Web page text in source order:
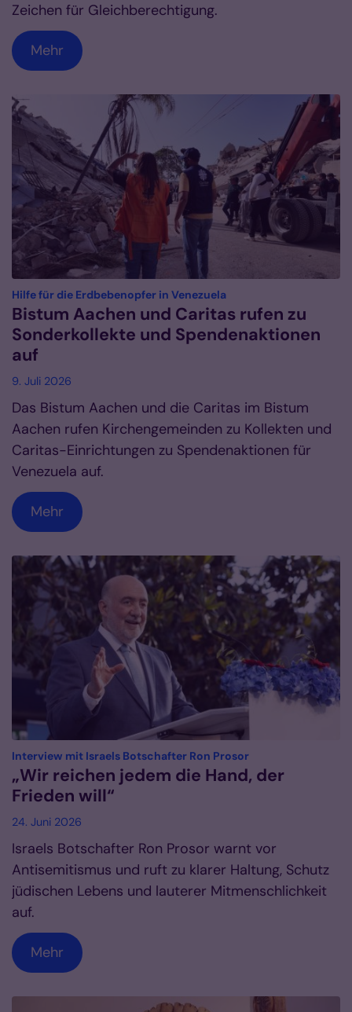
Zeichen für Gleichberechtigung.
Mehr
Hilfe für die Erdbebenopfer in Venezuela:
Bistum Aachen und Caritas rufen zu
Sonderkollekte und Spendenaktionen
auf
9. Juli 2026
Das Bistum Aachen und die Caritas im Bistum
Aachen rufen Kirchengemeinden zu Kollekten und
Caritas-Einrichtungen zu Spendenaktionen für
Venezuela auf.
Mehr
Interview mit Israels Botschafter Ron Prosor:
„Wir reichen jedem die Hand, der
Frieden will“
24. Juni 2026
Israels Botschafter Ron Prosor warnt vor
Antisemitismus und ruft zu klarer Haltung, Schutz
jüdischen Lebens und lauterer Mitmenschlichkeit
auf.
Mehr